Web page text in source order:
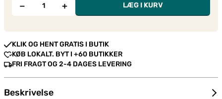
− + LÆG I KURV
KLIK OG HENT GRATIS I BUTIK
KØB LOKALT. BYT I +60 BUTIKKER
FRI FRAGT OG 2-4 DAGES LEVERING
Beskrivelse